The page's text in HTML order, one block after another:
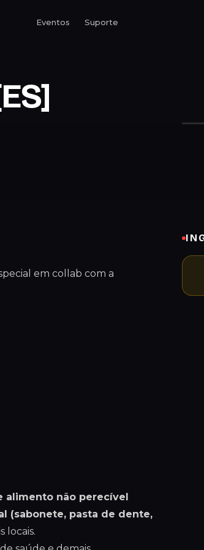
Eventos Suporte
em collab com a
alimento não perecível
(sabonete, pasta de dente,
locais.